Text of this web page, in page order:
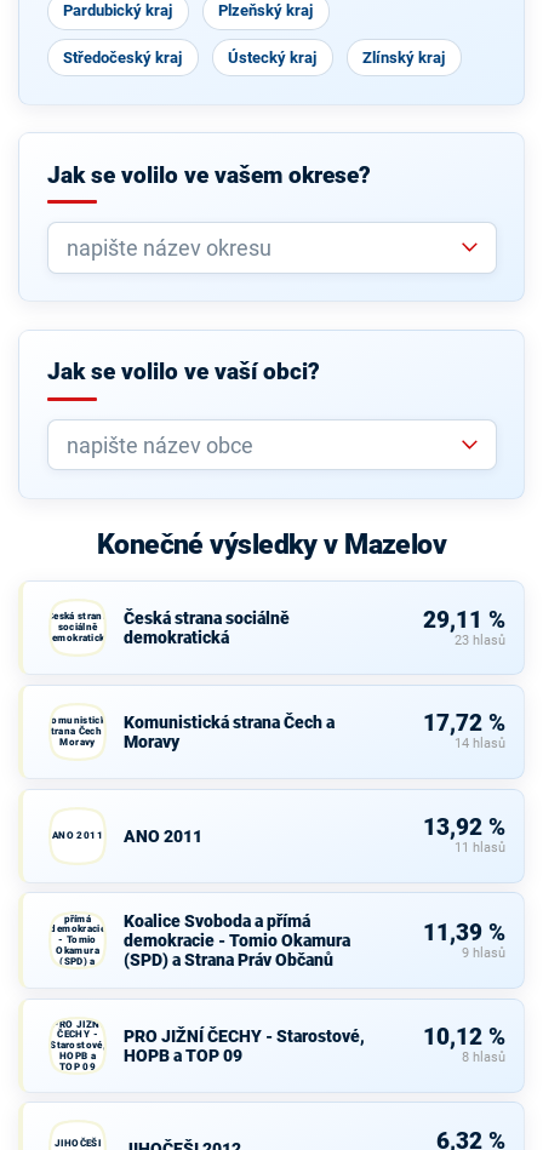
Pardubický kraj Plzeňský kraj
Středočeský kraj Ústecký kraj Zlínský kraj
Jak se volilo ve vašem okrese?
Jak se volilo ve vaší obci?
Konečné výsledky v Mazelov
Česká strana
sociálně
demokratická
Česká strana sociálně
demokratická
29,11 %
23 hlasů
Komunistická
strana Čech a
Moravy
Komunistická strana Čech a
Moravy
17,72 %
14 hlasů
ANO 2011 ANO 2011 13,92 %
11 hlasů
přímá
demokracie
- Tomio
Okamura
(SPD) a
Strana Práv
Koalice Svoboda a přímá
demokracie - Tomio Okamura
(SPD) a Strana Práv Občanů
11,39 %
9 hlasů
PRO JIŽNÍ
ČECHY -
Starostové,
HOPB a
TOP 09
PRO JIŽNÍ ČECHY - Starostové,
HOPB a TOP 09
10,12 %
8 hlasů
JIHOČEŠI
6,32 %